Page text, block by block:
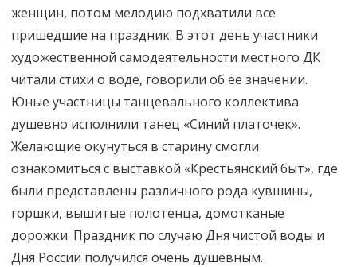
женщин, потом мелодию подхватили все
пришедшие на праздник. В этот день участники
художественной самодеятельности местного ДК
читали стихи о воде, говорили об ее значении.
Юные участницы танцевального коллектива
душевно исполнили танец «Синий платочек».
Желающие окунуться в старину смогли
ознакомиться с выставкой «Крестьянский быт», где
были представлены различного рода кувшины,
горшки, вышитые полотенца, домотканые
дорожки. Праздник по случаю Дня чистой воды и
Дня России получился очень душевным.